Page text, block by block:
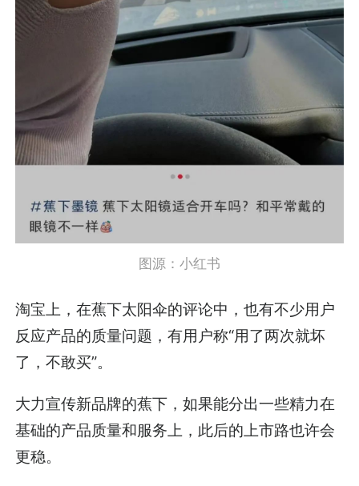
图源：小红书
淘宝上，在蕉下太阳伞的评论中，也有不少用户
反应产品的质量问题，有用户称“用了两次就坏
了，不敢买”。
大力宣传新品牌的蕉下，如果能分出一些精力在
基础的产品质量和服务上，此后的上市路也许会
更稳。